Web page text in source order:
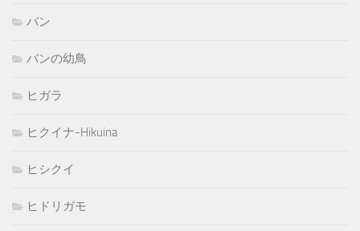
バン
バンの幼鳥
ヒガラ
ヒクイナ-Hikuina
ヒシクイ
ヒドリガモ